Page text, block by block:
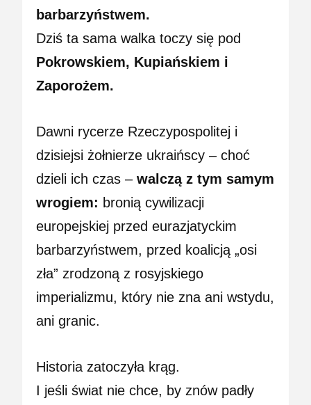
barbarzyństwem.
Dziś ta sama walka toczy się pod
Pokrowskiem, Kupiańskiem i
Zaporożem.
Dawni rycerze Rzeczypospolitej i
dzisiejsi żołnierze ukraińscy – choć
dzieli ich czas –walczą z tym samym
wrogiem: bronią cywilizacji
europejskiej przed eurazjatyckim
barbarzyństwem, przed koalicją „osi
zła” zrodzoną z rosyjskiego
imperializmu, który nie zna ani wstydu,
ani granic.
Historia zatoczyła krąg.
I jeśli świat nie chce, by znów padły